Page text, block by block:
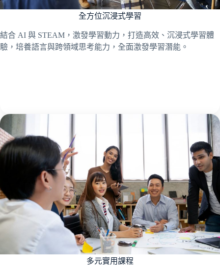
全方位沉浸式學習
結合 AI 與 STEAM，激發學習動力，打造高效、沉浸式學習體
驗，培養語言與跨領域思考能力，全面激發學習潛能。
多元實用課程